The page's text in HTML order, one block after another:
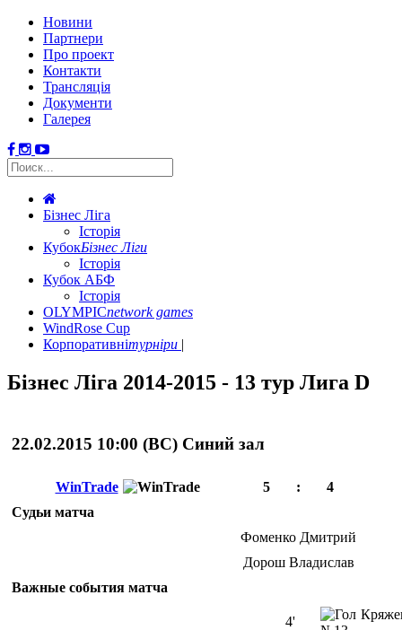
Новини
Партнери
Про проект
Контакти
Трансляція
Документи
Галерея
Бізнес Ліга
Історія
КубокБізнес Ліги
Історія
Кубок АБФ
Історія
OLYMPICnetwork games
WindRose Cup
Корпоративнітурніри
Бізнес Ліга 2014-2015 - 13 тур Лига D
22.02.2015 10:00 (ВС) Cиний зал
WinTrade 5 :
4
Судьи матча
Фоменко Дмитрий
Дорош Владислав
Важные события матча
4'